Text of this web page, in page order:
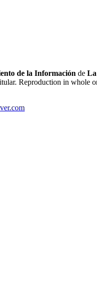
de la Información de La
Reproduction in